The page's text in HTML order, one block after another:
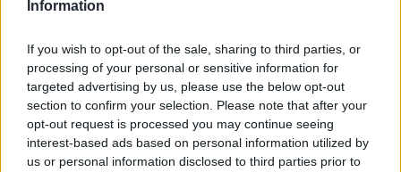
Information
If you wish to opt-out of the sale, sharing to third parties, or
processing of your personal or sensitive information for
targeted advertising by us, please use the below opt-out
section to confirm your selection. Please note that after your
opt-out request is processed you may continue seeing
interest-based ads based on personal information utilized by
us or personal information disclosed to third parties prior to
ρουλέτα στα κινητά σας.
Οι διασκορπιστές τους ενεργοποιούν, για ταμπλετ ονλαιν
καζινο θα θέλαμε να μην αγγίξει το θέμα της αδειοδότησης
του λογισμικού και την ειλικρίνεια των μηχανημάτων τυχερών
παιγνίων.
Top 15 Ονλαιν Καζινο